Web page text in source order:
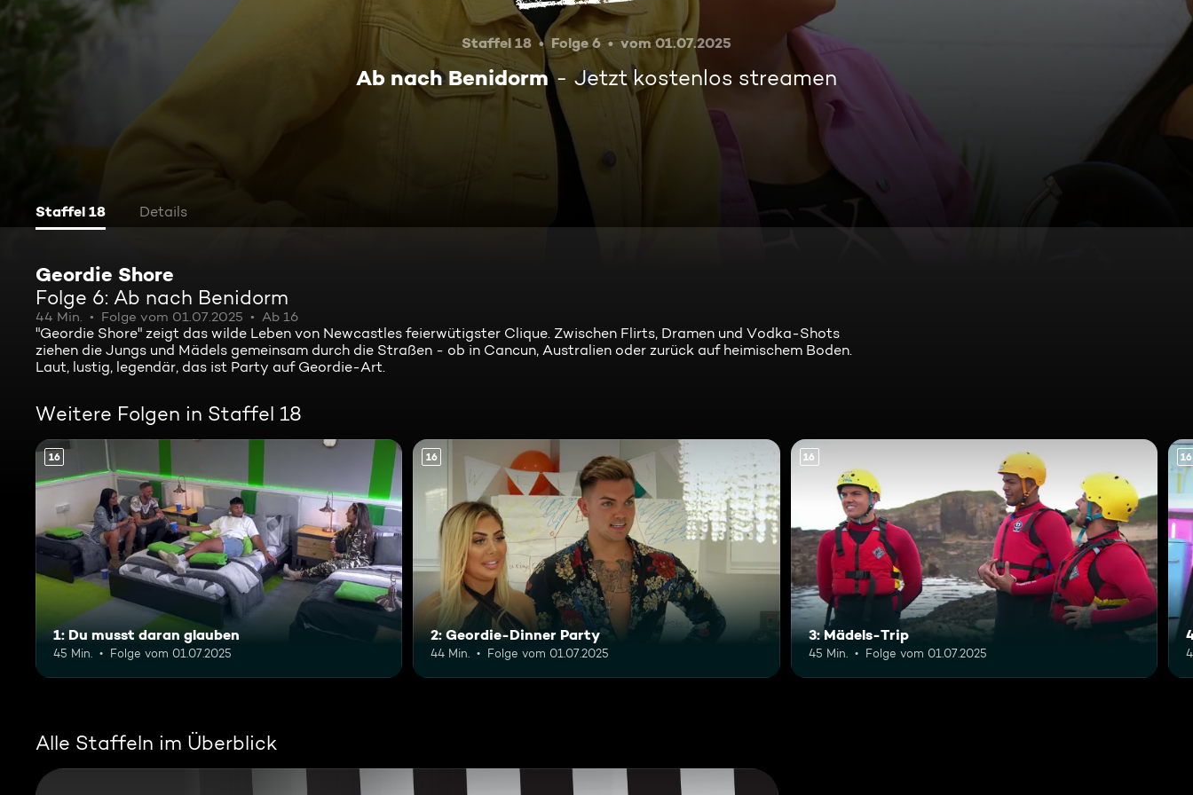
Staffel 18 Folge 6 vom 01.07.2025
Ab nach Benidorm Jetzt kostenlos streamen
Staffel 18 Details
Geordie Shore
Folge 6: Ab nach Benidorm
44 Min. Folge vom 01.07.2025 Ab 16
"Geordie Shore" zeigt das wilde Leben von Newcastles feierwütigster Clique. Zwischen Flirts, Dramen und Vodka-Shots
ziehen die Jungs und Mädels gemeinsam durch die Straßen - ob in Cancun, Australien oder zurück auf heimischem Boden.
Laut, lustig, legendär, das ist Party auf Geordie-Art.
Weitere Folgen in Staffel 18
16
1: Du musst daran glauben
45 Min. Folge vom 01.07.2025
16
2: Geordie-Dinner Party
44 Min. Folge vom 01.07.2025
16
3: Mädels-Trip
45 Min. Folge vom 01.07.2025
16
Alle Staffeln im Überblick